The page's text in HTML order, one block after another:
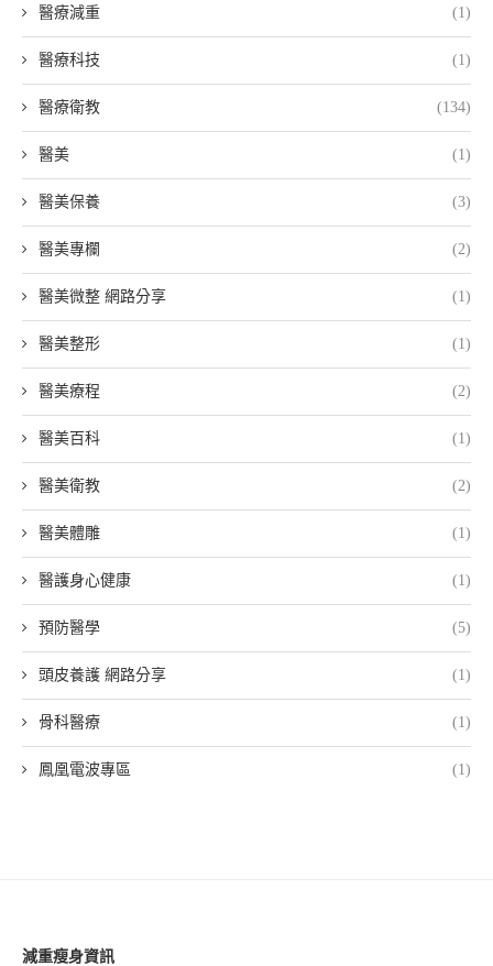
醫療減重 (1)
醫療科技 (1)
醫療衛教 (134)
醫美 (1)
醫美保養 (3)
醫美專欄 (2)
醫美微整 網路分享 (1)
醫美整形 (1)
醫美療程 (2)
醫美百科 (1)
醫美衛教 (2)
醫美體雕 (1)
醫護身心健康 (1)
預防醫學 (5)
頭皮養護 網路分享 (1)
骨科醫療 (1)
鳳凰電波專區 (1)
減重瘦身資訊